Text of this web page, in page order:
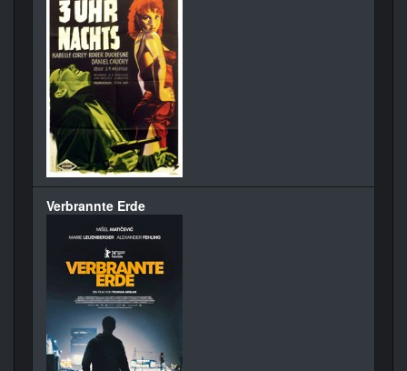
Verbrannte Erde